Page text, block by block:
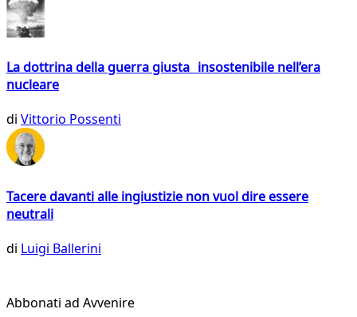
La dottrina della guerra giusta insostenibile nell’era
nucleare
di Vittorio Possenti
Tacere davanti alle ingiustizie non vuol dire essere
neutrali
di Luigi Ballerini
Abbonati ad Avvenire